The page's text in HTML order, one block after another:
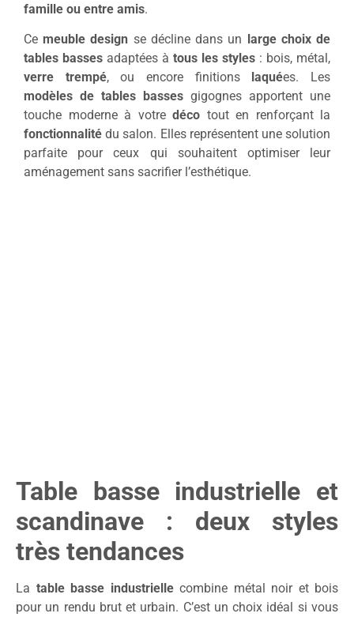
famille ou entre amis.
Ce meuble design se décline dans un
large choix de
tables basses adaptées à tous les styles : bois, métal,
verre trempé, ou encore finitions laquées. Les
modèles de tables basses gigognes apportent une
touche moderne à votre déco tout en renforçant la
fonctionnalité du salon. Elles représentent une solution
parfaite pour ceux qui souhaitent optimiser leur
aménagement sans sacrifier l’esthétique.
Table basse industrielle et
scandinave : deux styles
très tendances
La table basse industriellecombine métal noir et bois
pour un rendu brut et urbain. C’est un choix idéal si vous